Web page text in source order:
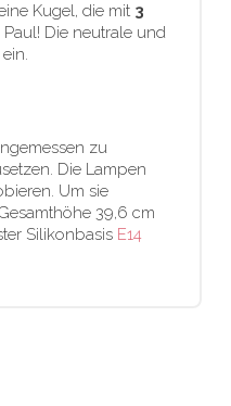
Kugel, die mit 3
Die neutrale und
zu
Die Lampen
Um sie
39,6 cm
Silikonbasis E14